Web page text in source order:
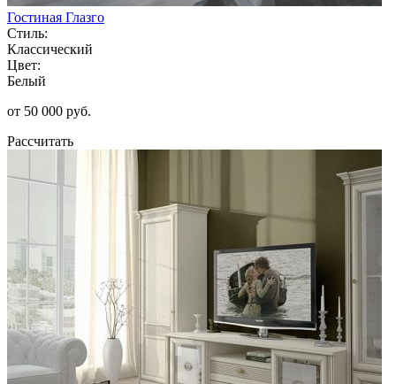
Гостиная Глазго
Стиль:
Классический
Цвет:
Белый
от 50 000 руб.
Рассчитать